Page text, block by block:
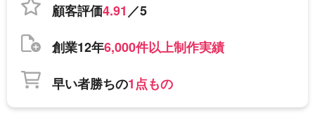
顧客評価4.91／5
創業12年6,000件以上制作実績
早い者勝ちの1点もの